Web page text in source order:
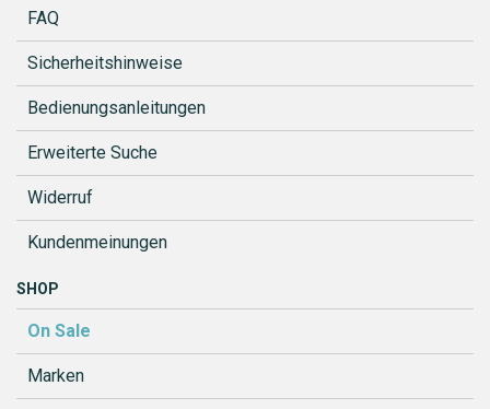
FAQ
Sicherheitshinweise
Bedienungsanleitungen
Erweiterte Suche
Widerruf
Kundenmeinungen
SHOP
On Sale
Marken